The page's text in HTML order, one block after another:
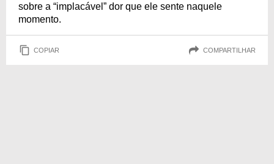
sobre a “implacável” dor que ele sente naquele
momento.
COPIAR COMPARTILHAR